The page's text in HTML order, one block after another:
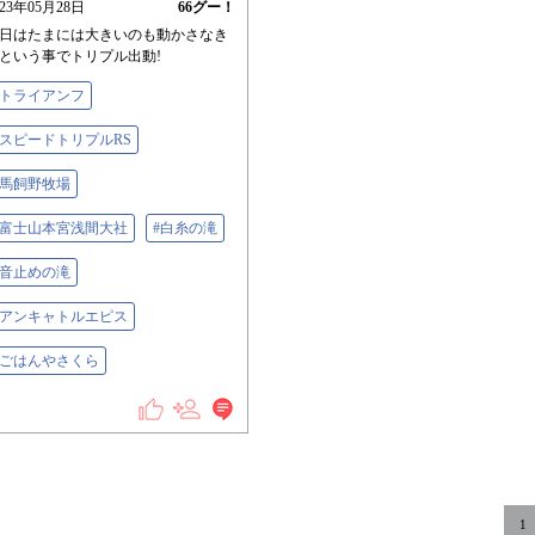
年05月28日 66グー！
はたまには大きいのも動かさなき
いう事でトリプル出動!
ライアンフ
ピードトリプルRS
飼野牧場
士山本宮浅間大社 #白糸の滝
止めの滝
ンキャトルエピス
はんやさくら
1